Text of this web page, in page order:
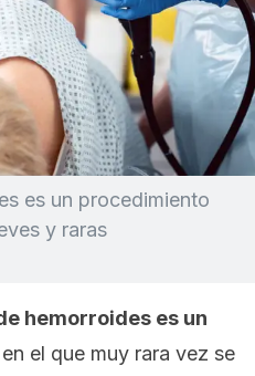
es un procedimiento
y raras
hemorroides es un
en el que muy rara vez se